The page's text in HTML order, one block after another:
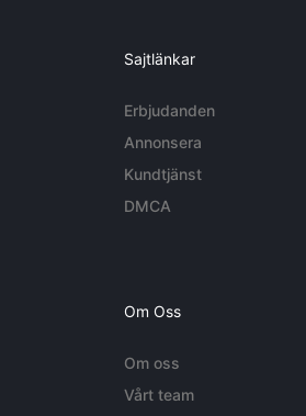
Sajtlänkar
Erbjudanden
Annonsera
Kundtjänst
DMCA
Om Oss
Om oss
Vårt team